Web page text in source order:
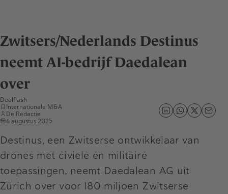
Zwitsers/Nederlands Destinus
neemt AI-bedrijf Daedalean
over
Dealflash
Internationale M&A
De Redactie
6 augustus 2025
Destinus, een Zwitserse ontwikkelaar van
drones met civiele en militaire
toepassingen, neemt Daedalean AG uit
Zürich over voor 180 miljoen Zwitserse